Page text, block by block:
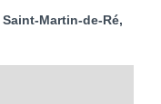
Saint-Martin-de-Ré,